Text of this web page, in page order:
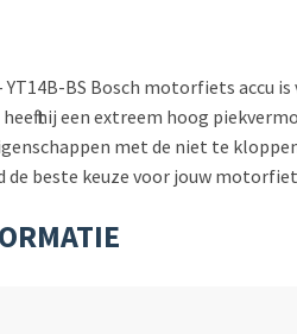
YT14B-BS Bosch motorfiets accu
hij een extreem hoog
met de niet te
de beste keuze voor jouw